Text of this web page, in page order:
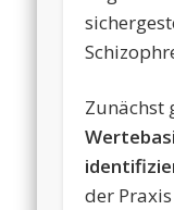
Zunächst
der